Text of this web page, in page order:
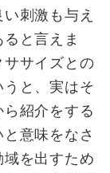
刺激も与え
と言えま
サイズとの
と、実はそ
紹介をする
意味をなさ
を出すため